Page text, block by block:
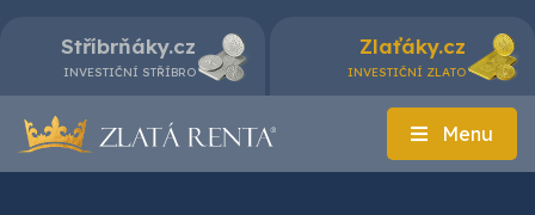
Stříbrňáky.cz
INVESTIČNÍ STŘÍBRO
Zlaťáky.cz
INVESTIČNÍ ZLATO
Menu